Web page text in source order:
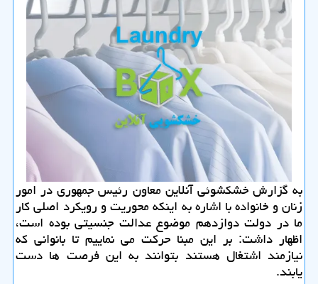
به گزارش خشكشوئی آنلاین معاون رئیس جمهوری در امور
زنان و خانواده با اشاره به اینكه محوریت و رویكرد اصلی كار
ما در دولت دوازدهم موضوع عدالت جنسیتی بوده است،
اظهار داشت: بر این مبنا حركت می نماییم تا بانوانی كه
نیازمند اشتغال هستند بتوانند به این فرصت ها دست
یابند.